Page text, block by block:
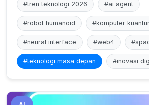
#tren teknologi 2026 #ai agent
#robot humanoid #komputer
#neural interface #web4
#teknologi masa depan #inovasi